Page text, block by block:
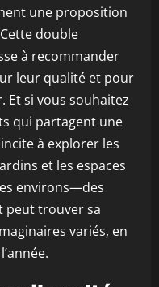
une proposition
double
à recommander
leur qualité et pour
si vous souhaitez
qui partagent une
à explorer les
et les espaces
environs—des
peut trouver sa
variés, en